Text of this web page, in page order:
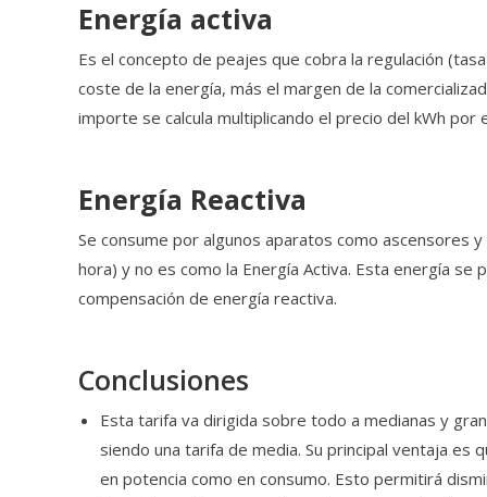
Energía activa
Es el concepto de peajes que cobra la regulación
coste de la energía, más el margen de la
importe se calcula multiplicando el precio del kWh
Energía Reactiva
Se consume por algunos aparatos como ascensores
hora) y no es como la Energía Activa. Esta energía
compensación de energía reactiva.
Conclusiones
Esta tarifa va dirigida sobre todo a medianas y
siendo una tarifa de media. Su principal ventaja
en potencia como en consumo. Esto permitirá